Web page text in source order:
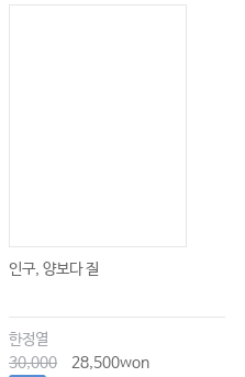
인구, 양보다 질
한정열
30,000
28,500won